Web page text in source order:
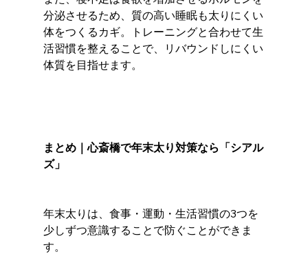
分泌させるため、質の高い睡眠も太りにくい
体をつくるカギ。トレーニングと合わせて生
活習慣を整えることで、リバウンドしにくい
体質を目指せます。
まとめ｜心斎橋で年末太り対策なら「シアル
ズ」
年末太りは、食事・運動・生活習慣の3つを
少しずつ意識することで防ぐことができま
す。